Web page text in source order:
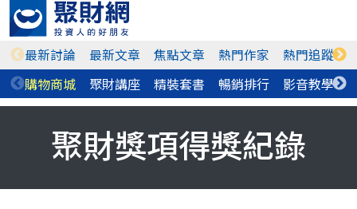
最新討論 最新文章 焦點文章 熱門作家 熱門追蹤
購物商城 聚財講座 精裝套書 暢銷排行 影音教學
聚財獎項得獎紀錄